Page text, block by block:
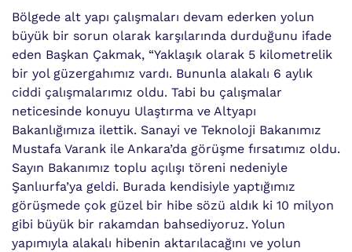
Bölgede alt yapı çalışmaları devam ederken yolun
büyük bir sorun olarak karşılarında durduğunu ifade
eden Başkan Çakmak, “Yaklaşık olarak 5 kilometrelik
bir yol güzergahımız vardı. Bununla alakalı 6 aylık
ciddi çalışmalarımız oldu. Tabi bu çalışmalar
neticesinde konuyu Ulaştırma ve Altyapı
Bakanlığımıza ilettik. Sanayi ve Teknoloji Bakanımız
Mustafa Varank ile Ankara’da görüşme fırsatımız oldu.
Sayın Bakanımız toplu açılışı töreni nedeniyle
Şanlıurfa’ya geldi. Burada kendisiyle yaptığımız
görüşmede çok güzel bir hibe sözü aldık ki 10 milyon
gibi büyük bir rakamdan bahsediyoruz. Yolun
yapımıyla alakalı hibenin aktarılacağını ve yolun